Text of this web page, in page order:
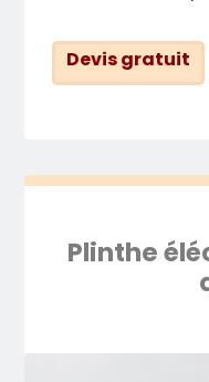
Devis gratuit
Plinthe